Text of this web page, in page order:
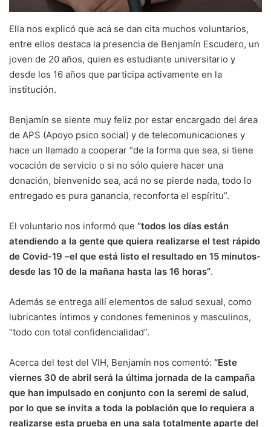
Ella nos explicó que acá se dan cita muchos voluntarios,
entre ellos destaca la presencia de Benjamín Escudero, un
joven de 20 años, quien es estudiante universitario y
desde los 16 años que participa activamente en la
institución.
Benjamín se siente muy feliz por estar encargado del área
de APS (Apoyo psico social) y de telecomunicaciones y
hace un llamado a cooperar “de la forma que sea, si tiene
vocación de servicio o si no sólo quiere hacer una
donación, bienvenido sea, acá no se pierde nada, todo lo
entregado es pura ganancia, reconforta el espíritu”.
El voluntario nos informó que “todos los días están
atendiendo a la gente que quiera realizarse el test rápido
de Covid-19 –el que está listo el resultado en 15 minutos-
desde las 10 de la mañana hasta las 16 horas”.
Además se entrega allí elementos de salud sexual, como
lubricantes íntimos y condones femeninos y masculinos,
“todo con total confidencialidad”.
Acerca del test del VIH, Benjamín nos comentó: “Este
viernes 30 de abril será la última jornada de la campaña
que han impulsado en conjunto con la seremi de salud,
por lo que se invita a toda la población que lo requiera a
realizarse esta prueba en una sala totalmente aparte del